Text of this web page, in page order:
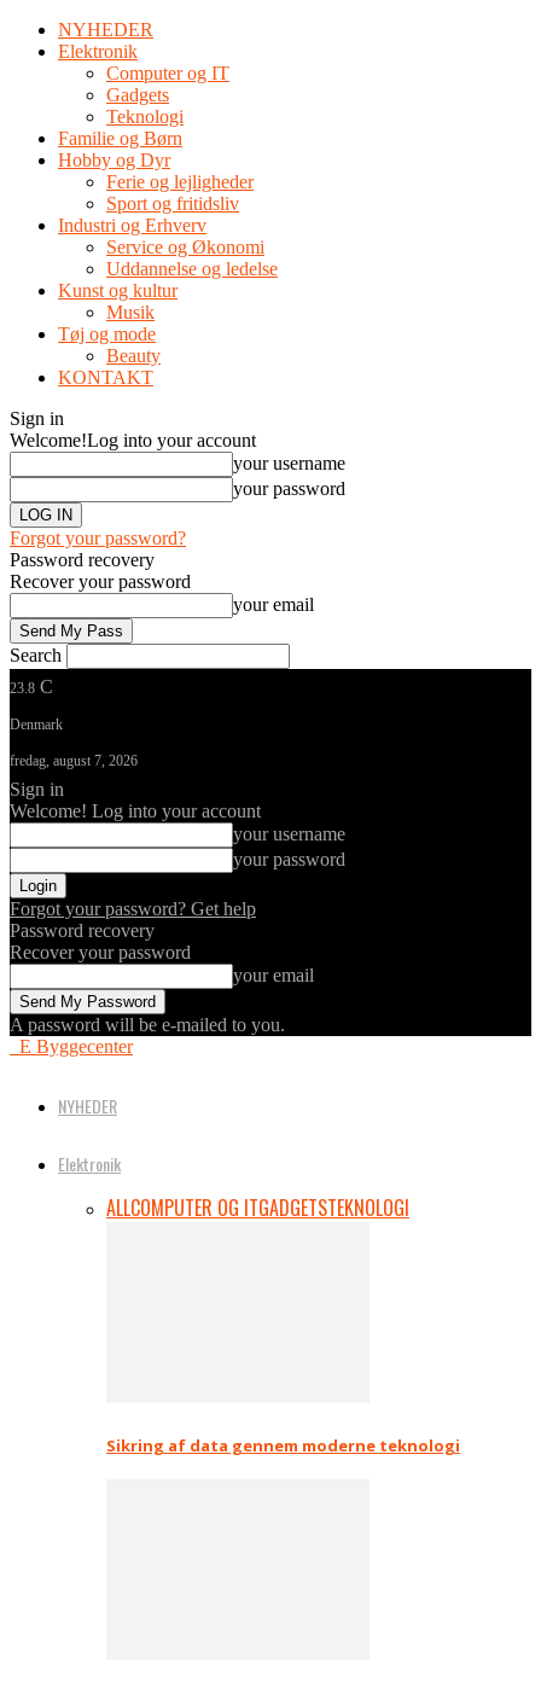
NYHEDER
Elektronik
Computer og IT
Gadgets
Teknologi
Familie og Børn
Hobby og Dyr
Ferie og lejligheder
Sport og fritidsliv
Industri og Erhverv
Service og Økonomi
Uddannelse og ledelse
Kunst og kultur
Musik
Tøj og mode
Beauty
KONTAKT
Sign in
Welcome!Log into your account
your username
your password
Forgot your password?
Password recovery
Recover your password
your email
Search
23.8 C
Denmark
fredag, august 7, 2026
Sign in
Welcome! Log into your account
your username
your password
Forgot your password? Get help
Password recovery
Recover your password
your email
A password will be e-mailed to you.
E Byggecenter
NYHEDER
Elektronik
ALLCOMPUTER OG ITGADGETSTEKNOLOGI
Sikring af data gennem moderne teknologi